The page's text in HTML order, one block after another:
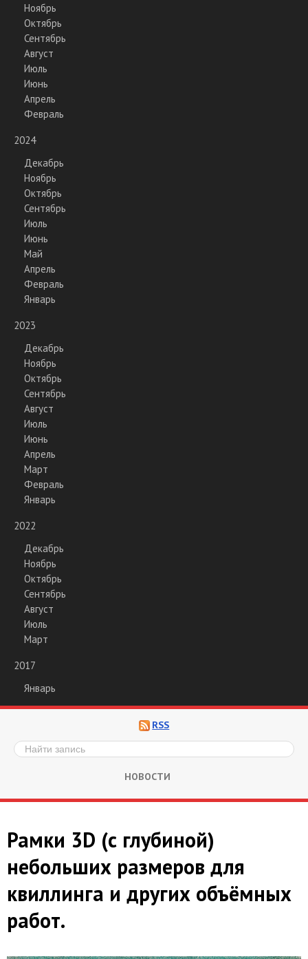
Ноябрь
Октябрь
Сентябрь
Август
Июль
Июнь
Апрель
Февраль
2024
Декабрь
Ноябрь
Октябрь
Сентябрь
Июль
Июнь
Май
Апрель
Февраль
Январь
2023
Декабрь
Ноябрь
Октябрь
Сентябрь
Август
Июль
Июнь
Апрель
Март
Февраль
Январь
2022
Декабрь
Ноябрь
Октябрь
Сентябрь
Август
Июль
Март
2017
Январь
RSS
НОВОСТИ
Рамки 3D (с глубиной)
небольших размеров для
квиллинга и других объёмных
работ.